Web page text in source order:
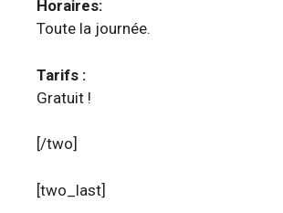
Horaires:
Toute la journée.
Tarifs :
Gratuit !
[/two]
[two_last]